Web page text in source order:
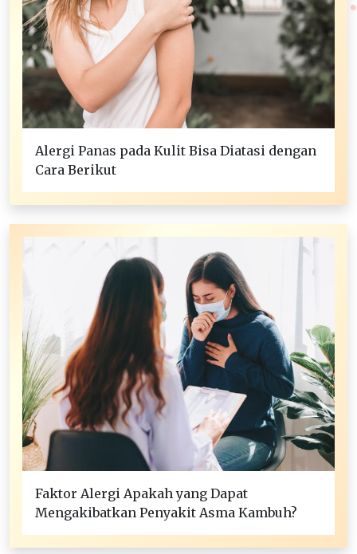
Alergi Panas pada Kulit Bisa Diatasi dengan
Cara Berikut
Faktor Alergi Apakah yang Dapat
Mengakibatkan Penyakit Asma Kambuh?